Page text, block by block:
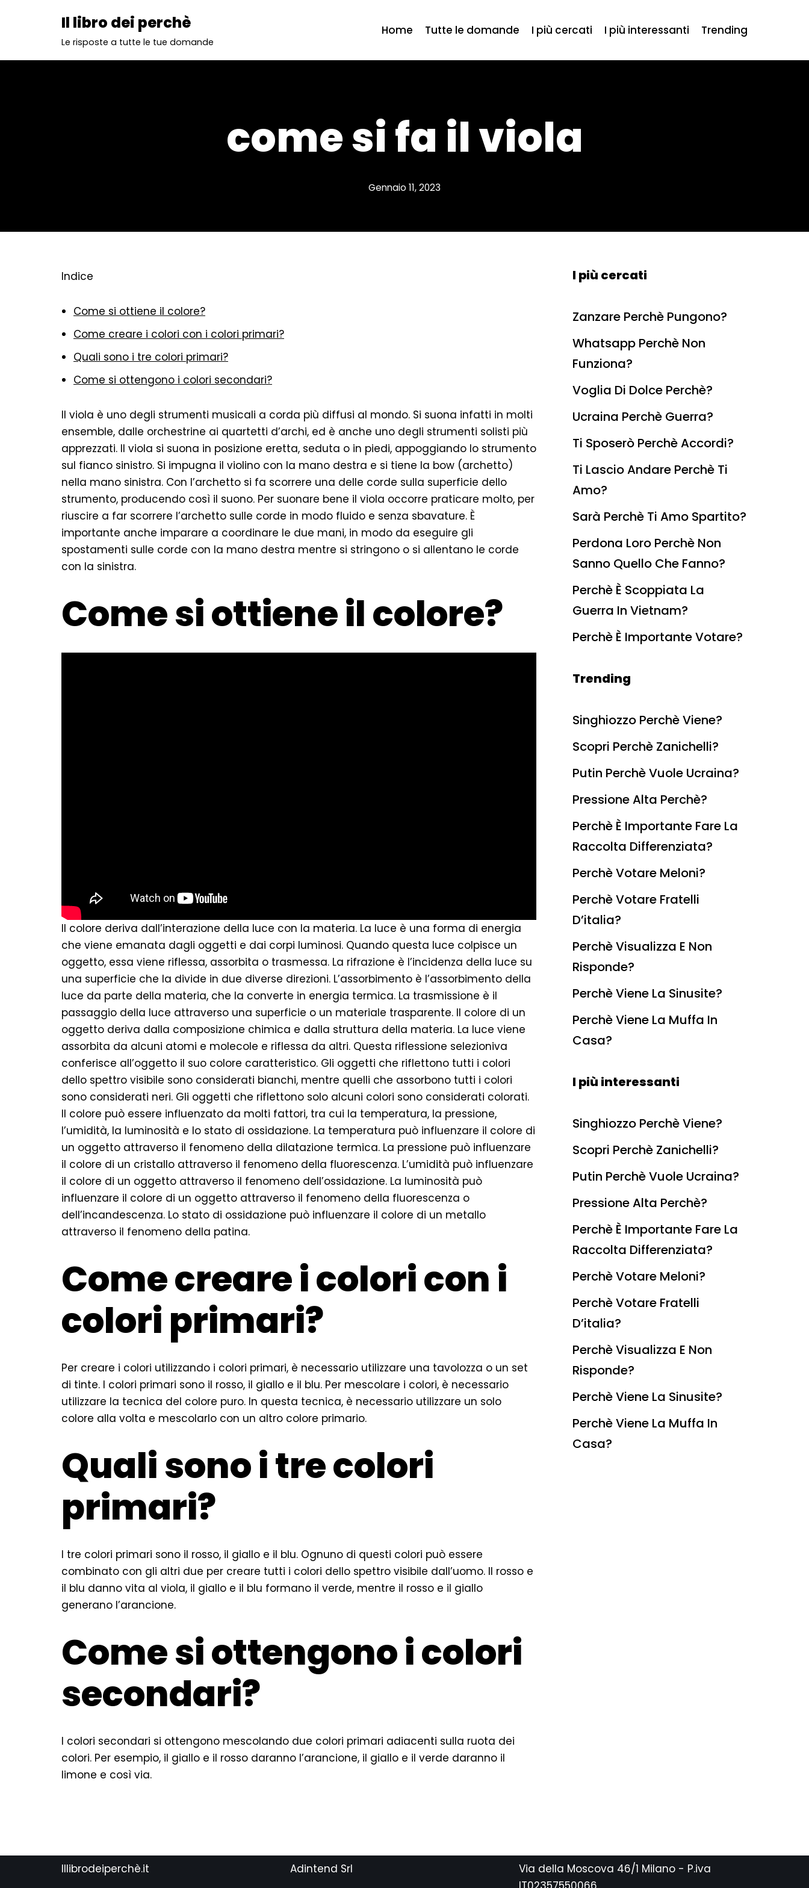
Il libro dei perchè
Le risposte a tutte le tue domande
Home Tutte le domande I più cercati I più interessanti Trending
come si fa il viola
Gennaio 11, 2023
Indice
Come si ottiene il colore?
Come creare i colori con i colori primari?
Quali sono i tre colori primari?
Come si ottengono i colori secondari?
Il viola è uno degli strumenti musicali a corda più diffusi al mondo. Si suona infatti in molti
ensemble, dalle orchestrine ai quartetti d’archi, ed è anche uno degli strumenti solisti più
apprezzati. Il viola si suona in posizione eretta, seduta o in piedi, appoggiando lo strumento
sul fianco sinistro. Si impugna il violino con la mano destra e si tiene la bow (archetto)
nella mano sinistra. Con l’archetto si fa scorrere una delle corde sulla superficie dello
strumento, producendo così il suono. Per suonare bene il viola occorre praticare molto, per
riuscire a far scorrere l’archetto sulle corde in modo fluido e senza sbavature. È
importante anche imparare a coordinare le due mani, in modo da eseguire gli
spostamenti sulle corde con la mano destra mentre si stringono o si allentano le corde
con la sinistra.
Come si ottiene il colore?
Il colore deriva dall’interazione della luce con la materia. La luce è una forma di energia
che viene emanata dagli oggetti e dai corpi luminosi. Quando questa luce colpisce un
oggetto, essa viene riflessa, assorbita o trasmessa. La rifrazione è l’incidenza della luce su
una superficie che la divide in due diverse direzioni. L’assorbimento è l’assorbimento della
luce da parte della materia, che la converte in energia termica. La trasmissione è il
passaggio della luce attraverso una superficie o un materiale trasparente. Il colore di un
oggetto deriva dalla composizione chimica e dalla struttura della materia. La luce viene
assorbita da alcuni atomi e molecole e riflessa da altri. Questa riflessione selezioniva
conferisce all’oggetto il suo colore caratteristico. Gli oggetti che riflettono tutti i colori
dello spettro visibile sono considerati bianchi, mentre quelli che assorbono tutti i colori
sono considerati neri. Gli oggetti che riflettono solo alcuni colori sono considerati colorati.
Il colore può essere influenzato da molti fattori, tra cui la temperatura, la pressione,
l’umidità, la luminosità e lo stato di ossidazione. La temperatura può influenzare il colore di
un oggetto attraverso il fenomeno della dilatazione termica. La pressione può influenzare
il colore di un cristallo attraverso il fenomeno della fluorescenza. L’umidità può influenzare
il colore di un oggetto attraverso il fenomeno dell’ossidazione. La luminosità può
influenzare il colore di un oggetto attraverso il fenomeno della fluorescenza o
dell’incandescenza. Lo stato di ossidazione può influenzare il colore di un metallo
attraverso il fenomeno della patina.
Come creare i colori con i
colori primari?
Per creare i colori utilizzando i colori primari, è necessario utilizzare una tavolozza o un set
di tinte. I colori primari sono il rosso, il giallo e il blu. Per mescolare i colori, è necessario
utilizzare la tecnica del colore puro. In questa tecnica, è necessario utilizzare un solo
colore alla volta e mescolarlo con un altro colore primario.
Quali sono i tre colori
primari?
I tre colori primari sono il rosso, il giallo e il blu. Ognuno di questi colori può essere
combinato con gli altri due per creare tutti i colori dello spettro visibile dall’uomo. Il rosso e
il blu danno vita al viola, il giallo e il blu formano il verde, mentre il rosso e il giallo
generano l’arancione.
Come si ottengono i colori
secondari?
I colori secondari si ottengono mescolando due colori primari adiacenti sulla ruota dei
colori. Per esempio, il giallo e il rosso daranno l’arancione, il giallo e il verde daranno il
limone e così via.
I più cercati
Zanzare Perchè Pungono?
Whatsapp Perchè Non
Funziona?
Voglia Di Dolce Perchè?
Ucraina Perchè Guerra?
Ti Sposerò Perchè Accordi?
Ti Lascio Andare Perchè Ti
Amo?
Sarà Perchè Ti Amo Spartito?
Perdona Loro Perchè Non
Sanno Quello Che Fanno?
Perchè È Scoppiata La
Guerra In Vietnam?
Perchè È Importante Votare?
Trending
Singhiozzo Perchè Viene?
Scopri Perchè Zanichelli?
Putin Perchè Vuole Ucraina?
Pressione Alta Perchè?
Perchè È Importante Fare La
Raccolta Differenziata?
Perchè Votare Meloni?
Perchè Votare Fratelli
D’italia?
Perchè Visualizza E Non
Risponde?
Perchè Viene La Sinusite?
Perchè Viene La Muffa In
Casa?
I più interessanti
Singhiozzo Perchè Viene?
Scopri Perchè Zanichelli?
Putin Perchè Vuole Ucraina?
Pressione Alta Perchè?
Perchè È Importante Fare La
Raccolta Differenziata?
Perchè Votare Meloni?
Perchè Votare Fratelli
D’italia?
Perchè Visualizza E Non
Risponde?
Perchè Viene La Sinusite?
Perchè Viene La Muffa In
Casa?
Illibrodeiperchè.it Adintend Srl
Via della Moscova 46/1 Milano - P.iva